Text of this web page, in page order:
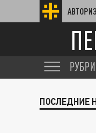
ПОСЛЕДНИЕ